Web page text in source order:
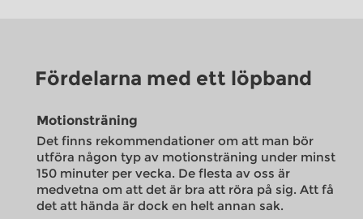
Fördelarna med ett löpband
Motionsträning
Det finns rekommendationer om att man bör
utföra någon typ av motionsträning under minst
150 minuter per vecka. De flesta av oss är
medvetna om att det är bra att röra på sig. Att få
det att hända är dock en helt annan sak.